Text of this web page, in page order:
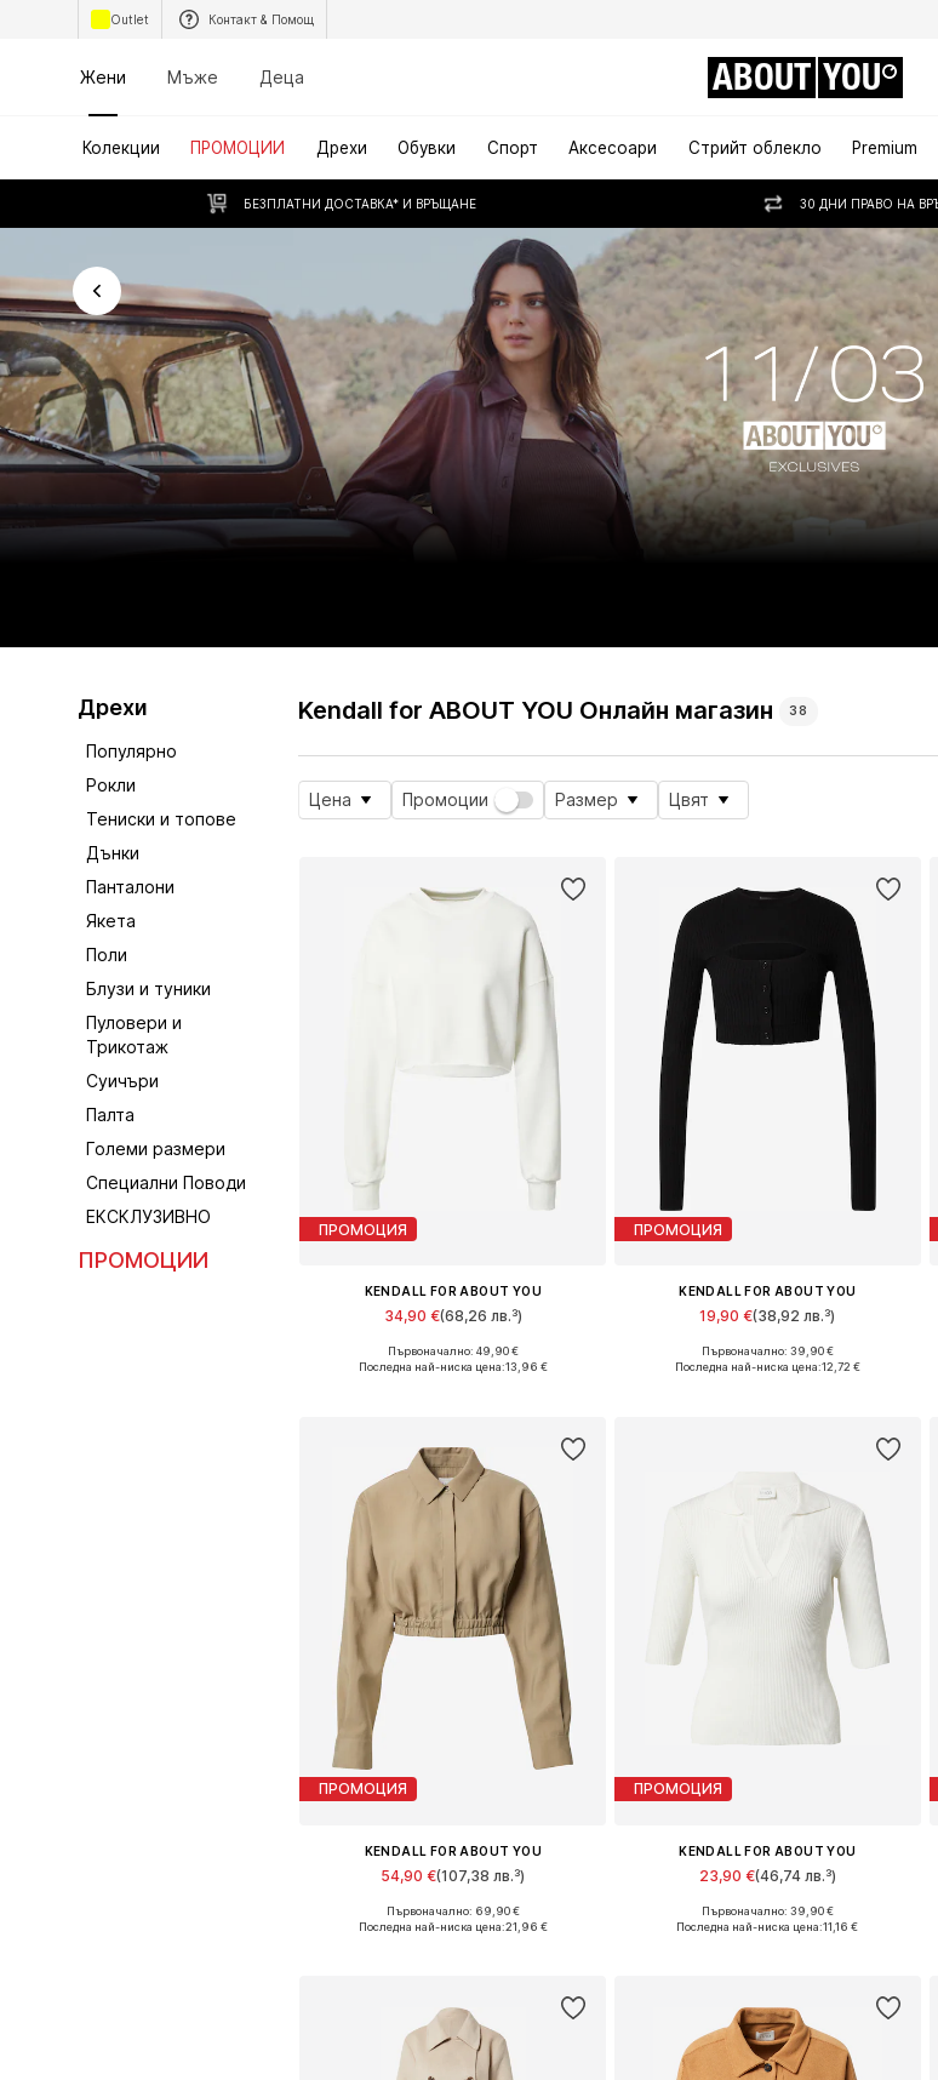
Outlet Контакт & Помощ
Жени Мъже Деца ABOUT YOU
Колекции ПРОМОЦИИ Дрехи Обувки Спорт Аксесоари Стрийт облекло Premium
БЕЗПЛАТНИ ДОСТАВКА* И ВРЪЩАНЕ 30 ДНИ ПРАВО НА
Дрехи
Популярно
Рокли
Тениски и топове
Дънки
Панталони
Якета
Поли
Блузи и туники
Пуловери и
Трикотаж
Суичъри
Палта
Големи размери
Специални Поводи
ЕКСКЛУЗИВНО
ПРОМОЦИИ
Kendall for ABOUT YOU Онлайн магазин 38
Цена Промоции Размер Цвят
ПРОМОЦИЯ
KENDALL FOR ABOUT YOU
34,90 €(68,26 лв.³)
Налични размери: XS, S, M, L, XL, XXL
Първоначално: 49,90 €
Последна най-ниска цена:13,96 €
ПРОМОЦИЯ
KENDALL FOR ABOUT YOU
19,90 €(38,92 лв.³)
Налични размери: XS, S, M, L, XL, XXL
Първоначално: 39,90 €
Последна най-ниска цена:12,72 €
ПРОМОЦИЯ
KENDALL FOR ABOUT YOU
54,90 €(107,38 лв.³)
Налични размери: XS, S, M, L, XL, XXL
Първоначално: 69,90 €
Последна най-ниска цена:21,96 €
ПРОМОЦИЯ
KENDALL FOR ABOUT YOU
23,90 €(46,74 лв.³)
Налични размери: XS, S, M, L, XL, XXL
Първоначално: 39,90 €
Последна най-ниска цена:11,16 €